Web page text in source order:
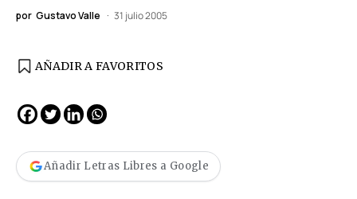
por Gustavo Valle 31 julio 2005
AÑADIR A FAVORITOS
Añadir Letras Libres a Google